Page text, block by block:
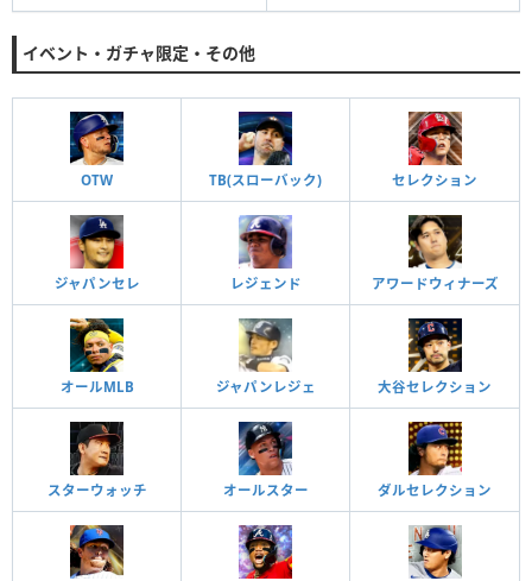
イベント・ガチャ限定・その他
OTW TB(スローバック) セレクション
ジャパンセレ レジェンド アワードウィナーズ
オールMLB ジャパンレジェ 大谷セレクション
スターウォッチ オールスター ダルセレクション